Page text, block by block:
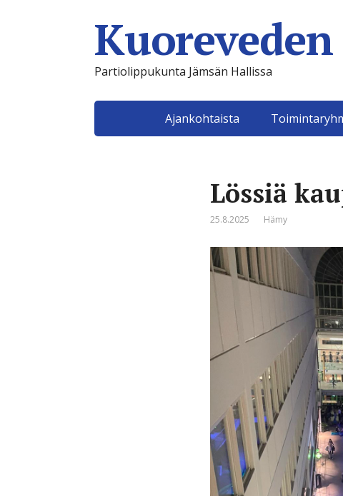
Partiolippukunta Jämsän Hallissa
Ajankohtaista
Lössiä
25.8.2025 Hämy